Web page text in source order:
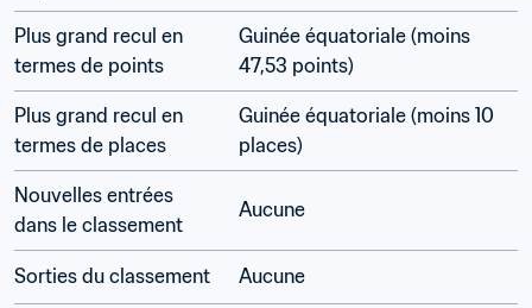
Plus grand recul en
termes de points
Guinée équatoriale (moins
47,53 points)
Plus grand recul en
termes de places
Guinée équatoriale (moins 10
places)
Nouvelles entrées
dans le classement
Aucune
Sorties du classement Aucune